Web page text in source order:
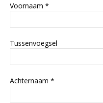
Voornaam *
Tussenvoegsel
Achternaam *